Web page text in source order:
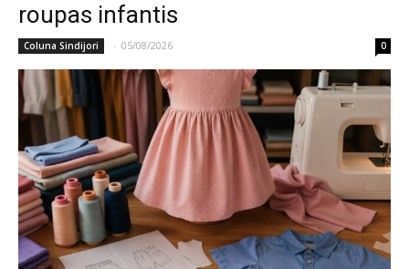
roupas infantis
Coluna Sindijori - 05/08/2026 0